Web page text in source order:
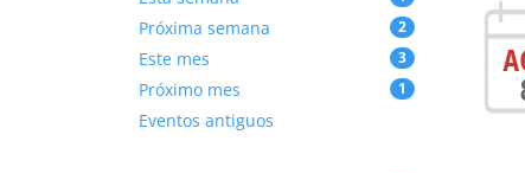
Próxima semana 2
Este mes 3
Próximo mes 1
Eventos antiguos